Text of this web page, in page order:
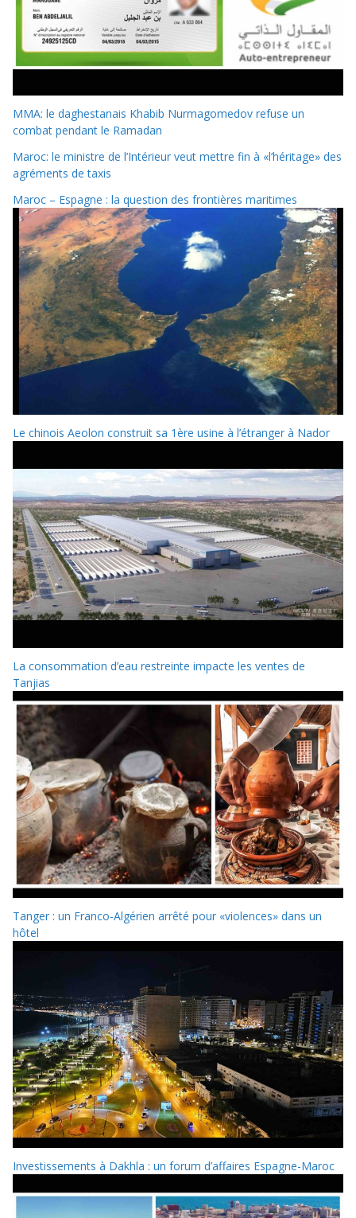
MMA: le daghestanais Khabib Nurmagomedov refuse un
combat pendant le Ramadan
Maroc: le ministre de l’Intérieur veut mettre fin à «l’héritage» des
agréments de taxis
Maroc – Espagne : la question des frontières maritimes
Le chinois Aeolon construit sa 1ère usine à l’étranger à Nador
La consommation d’eau restreinte impacte les ventes de
Tanjias
Tanger : un Franco-Algérien arrêté pour «violences» dans un
hôtel
Investissements à Dakhla : un forum d’affaires Espagne-Maroc